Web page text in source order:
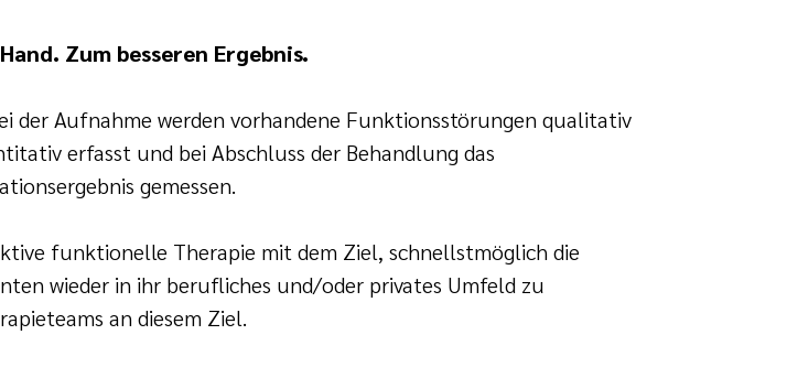
Zum besseren Ergebnis.
der Aufnahme werden vorhandene Funktionsstörungen qualitativ
erfasst und bei Abschluss der Behandlung das
gemessen.
funktionelle Therapie mit dem Ziel, schnellstmöglich die
wieder in ihr berufliches und/oder privates Umfeld zu
an diesem Ziel.